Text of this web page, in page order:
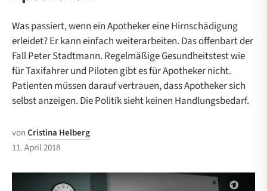
Was passiert, wenn ein Apotheker eine Hirnschädigung
erleidet? Er kann einfach weiterarbeiten. Das offenbart der
Fall Peter Stadtmann. Regelmäßige Gesundheitstest wie
für Taxifahrer und Piloten gibt es für Apotheker nicht.
Patienten müssen darauf vertrauen, dass Apotheker sich
selbst anzeigen. Die Politik sieht keinen Handlungsbedarf.
vonCristina Helberg
11. April 2018